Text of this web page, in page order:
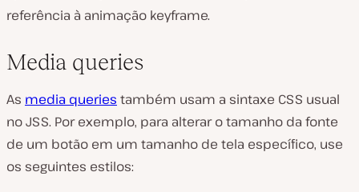
referência à animação keyframe.
Media queries
As media queries também usam a sintaxe CSS usual
no JSS. Por exemplo, para alterar o tamanho da fonte
de um botão em um tamanho de tela específico, use
os seguintes estilos: